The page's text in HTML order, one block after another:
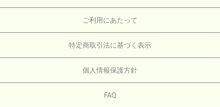
ご利用にあたって
特定商取引法に基づく表示
個人情報保護方針
FAQ